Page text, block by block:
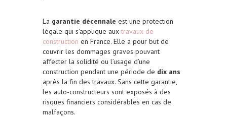
La garantie décennale est une protection
légale qui s’applique auxtravaux de
construction en France. Elle a pour but de
couvrir les dommages graves pouvant
affecter la solidité ou l’usage d’une
construction pendant une période de dix ans
après la fin des travaux. Sans cette garantie,
les auto-constructeurs sont exposés à des
risques financiers considérables en cas de
malfaçons.